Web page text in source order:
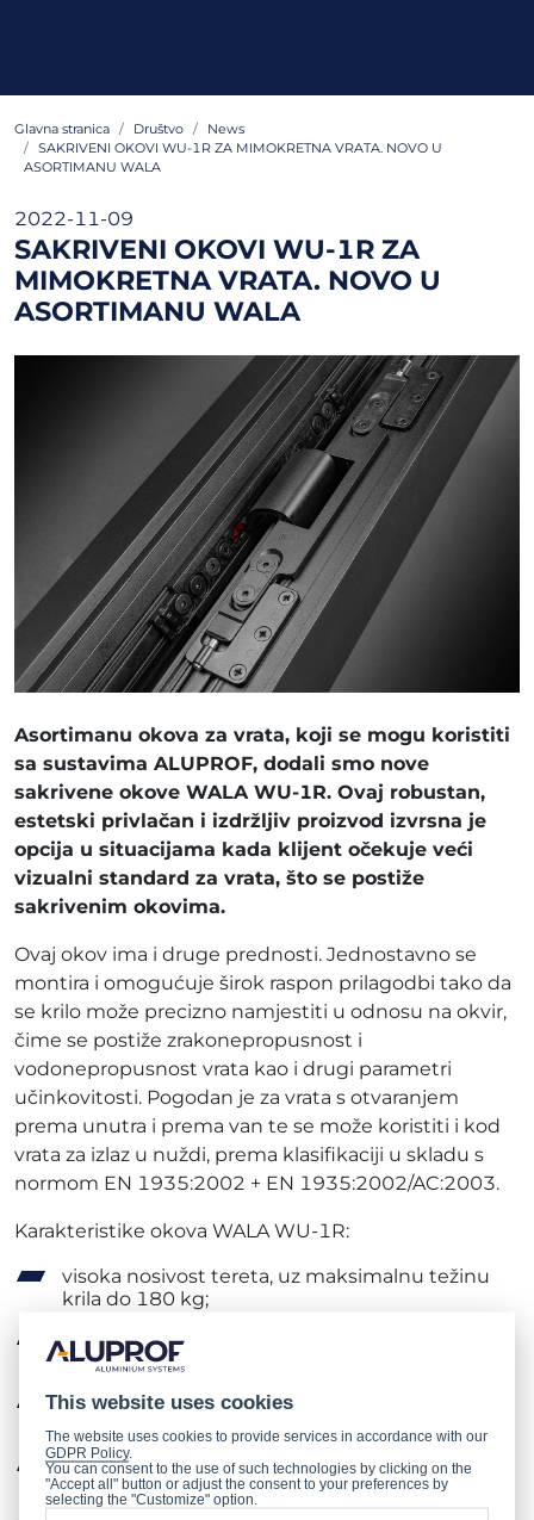
Glavna stranica Društvo
News
SAKRIVENI OKOVI WU-1R ZA MIMOKRETNA VRATA. NOVO U
ASORTIMANU WALA
2022-11-09
SAKRIVENI OKOVI WU-1R ZA
MIMOKRETNA VRATA. NOVO U
ASORTIMANU WALA
Asortimanu okova za vrata, koji se mogu koristiti
sa sustavima ALUPROF, dodali smo nove
sakrivene okove WALA WU-1R. Ovaj robustan,
estetski privlačan i izdržljiv proizvod izvrsna je
opcija u situacijama kada klijent očekuje veći
vizualni standard za vrata, što se postiže
sakrivenim okovima.
Ovaj okov ima i druge prednosti. Jednostavno se
montira i omogućuje širok raspon prilagodbi tako da
se krilo može precizno namjestiti u odnosu na okvir,
čime se postiže zrakonepropusnost i
vodonepropusnost vrata kao i drugi parametri
učinkovitosti. Pogodan je za vrata s otvaranjem
prema unutra i prema van te se može koristiti i kod
vrata za izlaz u nuždi, prema klasifikaciji u skladu s
normom EN 1935:2002 + EN 1935:2002/AC:2003.
Karakteristike okova WALA WU-1R:
visoka nosivost tereta, uz maksimalnu težinu
krila do 180 kg;
jednostavna strojna obrada, s jednim
duguljastim otvorom u okviru i krilu;
podesivost u tri smjera: +/- 5 mm okomito, +/-
4,5 mm vodoravno i +/- 1,75 mm pritisak brtve;
funkcionalnost krila omogućuje odličnu
kinematiku krila.
This website uses cookies
The website uses cookies to provide services in accordance with our
GDPR Policy.
You can consent to the use of such technologies by clicking on the
"Accept all" button or adjust the consent to your preferences by
selecting the "Customize" option.